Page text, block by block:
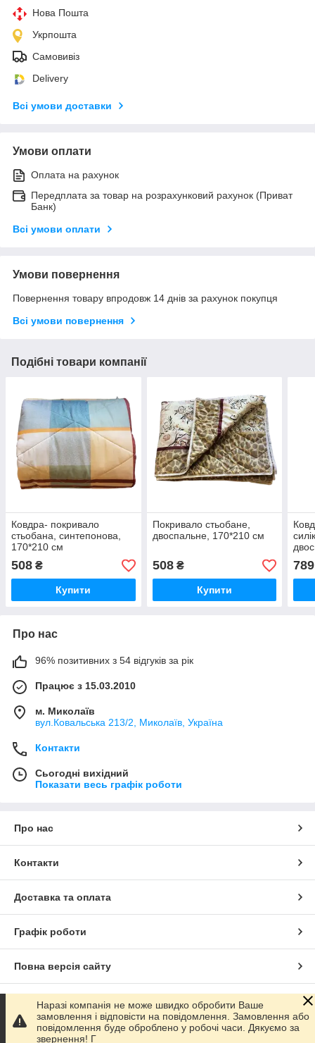
Нова Пошта
Укрпошта
Самовивіз
Delivery
Всі умови доставки
Умови оплати
Оплата на рахунок
Передплата за товар на розрахунковий рахунок (Приват
Банк)
Всі умови оплати
Умови повернення
Повернення товару впродовж 14 днів за рахунок покупця
Всі умови повернення
Подібні товари компанії
Ковдра- покривало
стьобана, синтепонова,
170*210 см
508 ₴
Купити
Покривало стьобане,
двоспальне, 170*210 см
508₴
Купити
789
Про нас
96% позитивних з 54 відгуків за рік
Працює з 15.03.2010
м. Миколаїв
вул.Ковальська 213/2, Миколаїв, Україна
Контакти
Сьогодні вихідний
Показати весь графік роботи
Про нас
Контакти
Доставка та оплата
Графік роботи
Повна версія сайту
Сайт створено на маркетплейсіProm.ua
Політика конфіденційності
Наразі компанія не може швидко обробити Ваше
замовлення і відповісти на повідомлення. Замовлення або
повідомлення буде оброблено у робочі часи. Дякуємо за
звернення! Г